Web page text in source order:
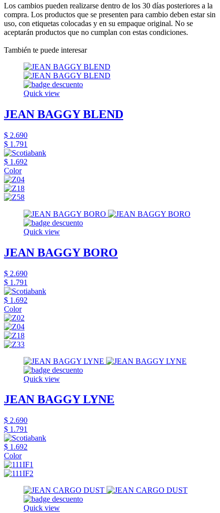
Los cambios pueden realizarse dentro de los 30 días posteriores a la
compra. Los productos que se presenten para cambio deben estar sin
uso, con etiquetas colocadas y en su empaque original. No se
aceptarán productos que no cumplan con estas condiciones.
También te puede interesar
Quick view
JEAN BAGGY BLEND
$ 2.690
$ 1.791
$ 1.692
Color
Quick view
JEAN BAGGY BORO
$ 2.690
$ 1.791
$ 1.692
Color
Quick view
JEAN BAGGY LYNE
$ 2.690
$ 1.791
$ 1.692
Color
Quick view